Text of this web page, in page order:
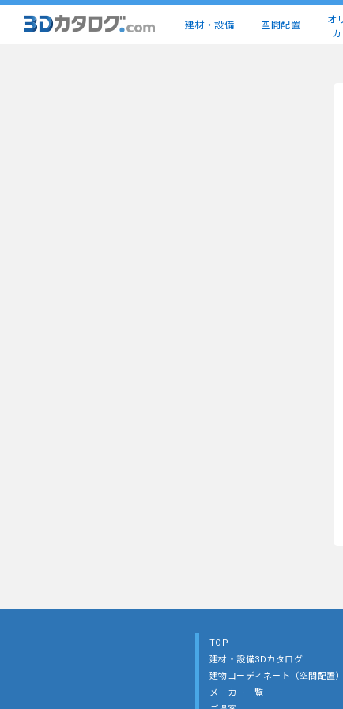
建材・設備 空間配置
オ
TOP
建材・設備3Dカタログ
建物コーディネート（空間配置）
メーカー一覧